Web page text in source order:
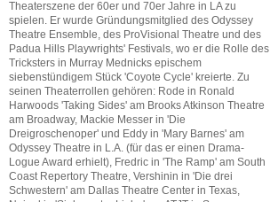
Theaterszene der 60er und 70er Jahre in LA zu
spielen. Er wurde Gründungsmitglied des Odyssey
Theatre Ensemble, des ProVisional Theatre und des
Padua Hills Playwrights' Festivals, wo er die Rolle des
Tricksters in Murray Mednicks epischem
siebenstündigem Stück 'Coyote Cycle' kreierte. Zu
seinen Theaterrollen gehören: Rode in Ronald
Harwoods 'Taking Sides' am Brooks Atkinson Theatre
am Broadway, Mackie Messer in 'Die
Dreigroschenoper' und Eddy in 'Mary Barnes' am
Odyssey Theatre in L.A. (für das er einen Drama-
Logue Award erhielt), Fredric in 'The Ramp' am South
Coast Repertory Theatre, Vershinin in 'Die drei
Schwestern' am Dallas Theatre Center in Texas,